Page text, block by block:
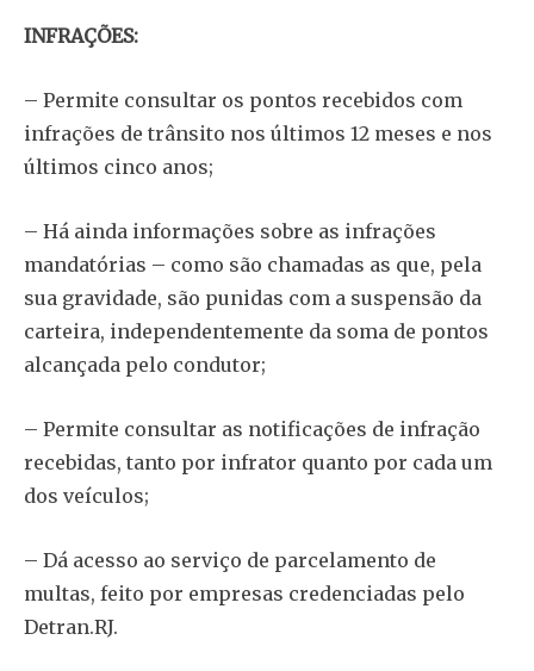
INFRAÇÕES:
– Permite consultar os pontos recebidos com
infrações de trânsito nos últimos 12 meses e nos
últimos cinco anos;
– Há ainda informações sobre as infrações
mandatórias – como são chamadas as que, pela
sua gravidade, são punidas com a suspensão da
carteira, independentemente da soma de pontos
alcançada pelo condutor;
– Permite consultar as notificações de infração
recebidas, tanto por infrator quanto por cada um
dos veículos;
– Dá acesso ao serviço de parcelamento de
multas, feito por empresas credenciadas pelo
Detran.RJ.